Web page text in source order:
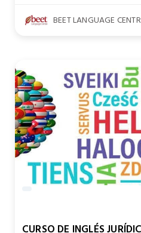
BEET LANGUAGE
CURSO DE INGLÉS